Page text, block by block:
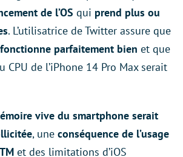
de l’OS qui prend plus ou
. L’utilisatrice de Twitter assure que
fonctionne parfaitement bien et que
CPU de l’iPhone 14 Pro Max serait
vive du smartphone serait
, une conséquence de l’usage
et des limitations d’iOS